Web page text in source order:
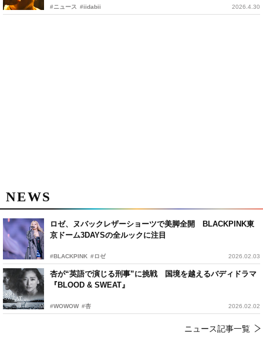
#ニュース #iidabii 2026.4.30
NEWS
ロゼ、ヌバックレザーショーツで美脚全開 BLACKPINK東
京ドーム3DAYSの全ルックに注目
#BLACKPINK #ロゼ 2026.02.03
杏が“英語で演じる刑事”に挑戦 国境を越えるバディドラマ
『BLOOD & SWEAT』
#WOWOW #杏 2026.02.02
ニュース記事一覧